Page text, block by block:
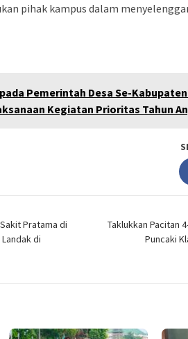
pihak kampus dalam
Pemerintah Desa Se-
Kegiatan Prioritas Tahun
Pratama di
di
Taklukkan Pacitan
Puncaki